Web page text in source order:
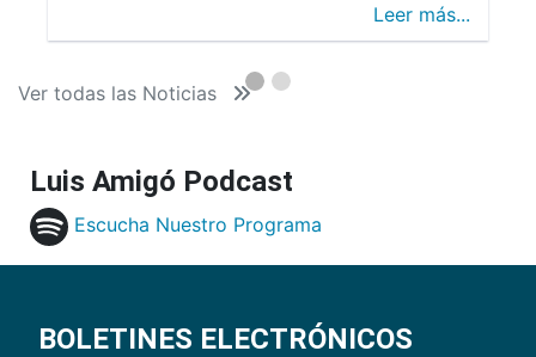
Leer más...
Ver todas las Noticias
Luis Amigó Podcast
Escucha Nuestro Programa
BOLETINES ELECTRÓNICOS